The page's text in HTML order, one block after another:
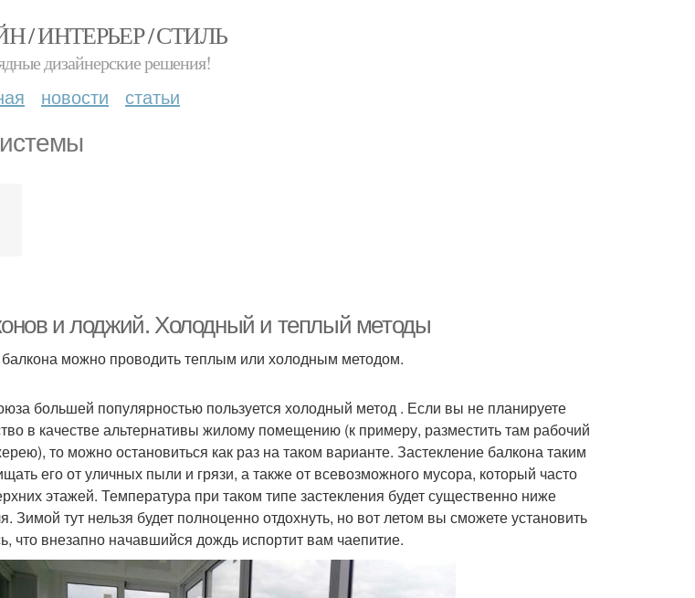
/ ИНТЕРЬЕР / СТИЛЬ
дизайнерские решения!
новости статьи
и лоджий. Холодный и теплый методы
можно проводить теплым или холодным методом.
большей популярностью пользуется холодный метод . Если вы не планируете
в качестве альтернативы жилому помещению (к примеру, разместить там рабочий
то можно остановиться как раз на таком варианте. Застекление балкона таким
его от уличных пыли и грязи, а также от всевозможного мусора, который часто
этажей. Температура при таком типе застекления будет существенно ниже
Зимой тут нельзя будет полноценно отдохнуть, но вот летом вы сможете установить
что внезапно начавшийся дождь испортит вам чаепитие.